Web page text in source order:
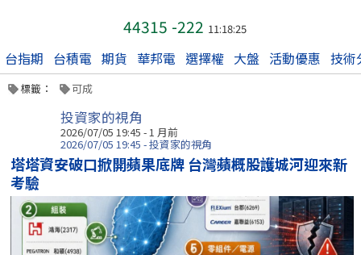
44315 -222 11:18:25
台指期 台積電 期貨 華邦電 選擇權 大盤 活動優惠 技術
標籤： 可成
投資家的視角
2026/07/05 19:45 - 1 月前
2026/07/05 19:45 - 投資家的視角
塔塔資安破口掀開蘋果底牌 台灣蘋概股護城河迎來新
考驗